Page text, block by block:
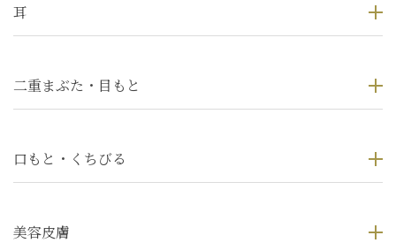
耳
二重まぶた・目もと
口もと・くちびる
美容皮膚